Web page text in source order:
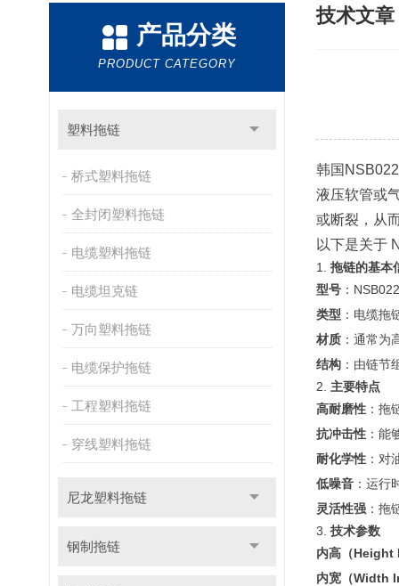
产品分类
PRODUCT CATEGORY
塑料拖链
桥式塑料拖链
全封闭塑料拖链
电缆塑料拖链
电缆坦克链
万向塑料拖链
电缆保护拖链
工程塑料拖链
穿线塑料拖链
尼龙塑料拖链
钢制拖链
技术文章
韩国
液压软管或
或断裂，从
以下是关于
1. 拖链的基本
型号 ：
类型 ：电缆拖
材质 ：通常为
结构 ：由链节
2. 主要特点
高耐磨性 ：拖
抗冲击性 ：能
耐化学性 ：对
低噪音 ：运行
灵活性强 ：拖
3. 技术参数
内高（Height
内宽（Width